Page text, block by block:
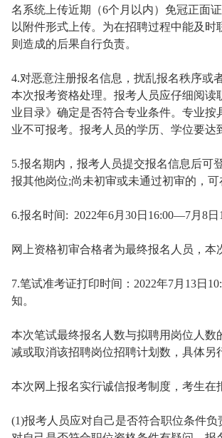
名系统上传近期（6个月以内）免冠正面
以附件形式上传。为在招聘过程中能及
则造成的后果自行负责。
4.对恶意注册报名信息，扰乱报名秩序或
本次报考资格处理。报考人员应仔细阅
业目录》确定是否符合专业条件。专业
业不可报考。报考人员的学历、学位要
5.报名期内，报考人员提交报名信息后可
报其他岗位;尚未初审或未通过初审的，
6.报名时间: 2022年6月30日16:00—7月8日
网上资格初审合格者为最终报名人员，本
7.笔试准考证打印时间：2022年7月13日
知。
本次笔试最终报名人数与拟聘用岗位人
减或取消该招聘岗位招聘计划数，具体另
本次网上报名实行诚信报考制度，考生
(1)报考人员应对自己是否符合职位条件